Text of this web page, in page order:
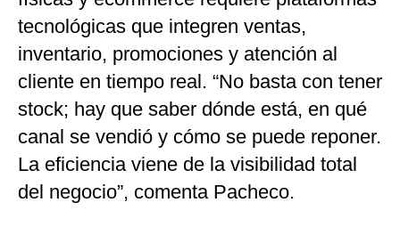
tecnológicas que integren ventas,
inventario, promociones y atención al
cliente en tiempo real. “No basta con tener
stock; hay que saber dónde está, en qué
canal se vendió y cómo se puede reponer.
La eficiencia viene de la visibilidad total
del negocio”, comenta Pacheco.